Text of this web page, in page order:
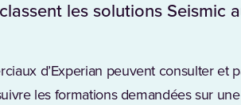
les solutions Seismic
d’Experian peuvent consulter et
les formations demandées sur